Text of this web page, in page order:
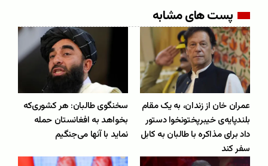
پست های مشابه
عمران خان از زندان، به یک مقام
بلندپایه‌ی خیبرپختونخوا دستور
داد برای مذاکره با طالبان به کابل
سفر کند
سخنگوی طالبان: هر کشوری‌که
بخواهد به افغانستان حمله
نماید با آنها می‌جنگیم